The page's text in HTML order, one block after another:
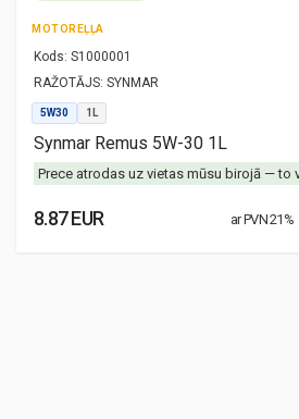
MOTOREĻĻA
Kods: S1000001
RAŽOTĀJS: SYNMAR
5W30 1L
Synmar Remus 5W-30 1L
Prece atrodas uz vietas mūsu birojā — to
8.87 EUR ar PVN 21%